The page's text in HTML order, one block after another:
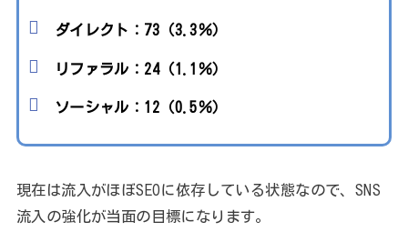
ダイレクト：73（3.3％）
リファラル：24（1.1％）
ソーシャル：12（0.5％）
現在は流入がほぼSEOに依存している状態なので、SNS
流入の強化が当面の目標になります。